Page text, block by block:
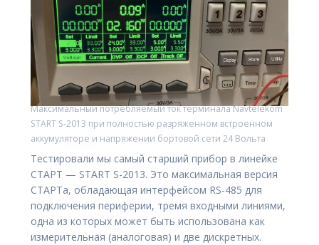
Максимальный потребляемый ток терминала Navtelekom
START S-2013 при полностью разряженном встроенном
аккумуляторе и напряжении бортовой сети 24 Вольта
Тестировали мы самый старший прибор в линейке
СТАРТ — START S-2013. Это максимальная версия
СТАРТа, обладающая интерфейсом RS-485 для
подключения периферии, тремя входными линиями,
одна из которых может быть использована как
измерительная (аналоговая) и две дискретных.